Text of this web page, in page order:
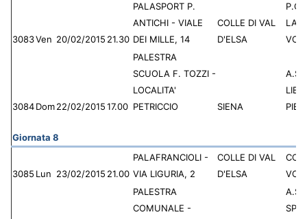
3083Ven 20/02/2015 21.30
PALASPORT P.
ANTICHI - VIALE
DEI MILLE, 14
COLLE DI VAL
D'ELSA
3084Dom22/02/201517.00
PALESTRA
SCUOLA F. TOZZI -
LOCALITA'
PETRICCIO
SIENA
A.S.
Giornata 8
3085 Lun 23/02/2015 21.00
PALAFRANCIOLI -
VIA LIGURIA, 2
COLLE DI VAL
D'ELSA
PALESTRA
COMUNALE -